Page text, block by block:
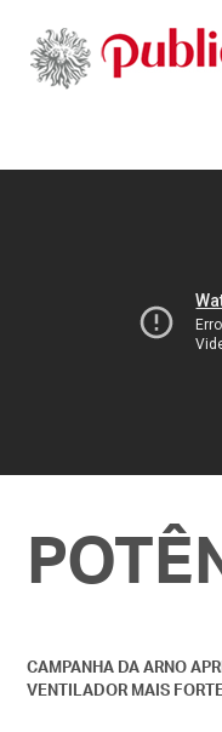
CAMPANHA DA ARNO
VENTILADOR MAIS